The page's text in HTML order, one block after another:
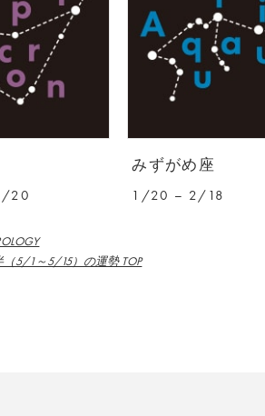
20
みずがめ座
1/20 – 2/18
（5/1～5/15）の運勢 TOP